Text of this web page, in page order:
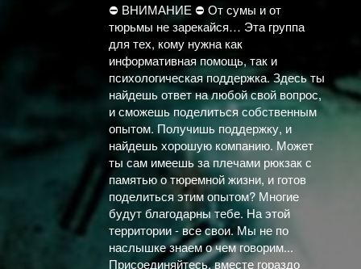
⛔ ВНИМАНИЕ ⛔ От сумы и от
тюрьмы не зарекайся… Эта группа
для тех, кому нужна как
информативная помощь, так и
психологическая поддержка. Здесь ты
найдешь ответ на любой свой вопрос,
и сможешь поделиться собственным
опытом. Получишь поддержку, и
найдешь хорошую компанию. Может
ты сам имеешь за плечами рюкзак с
памятью о тюремной жизни, и готов
поделиться этим опытом? Многие
будут благодарны тебе. На этой
территории - все свои. Мы не по
наслышке знаем о чем говорим...
Присоединяйтесь, вместе гораздо